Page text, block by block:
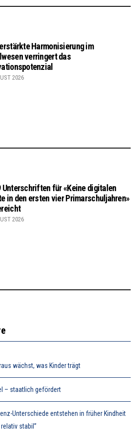
Harmonisierung im
verringert das
2026
Unterschriften für «Keine digitalen
in den ersten vier Primarschuljahren»
2026
wächst, was Kinder trägt
– staatlich gefördert
Unterschiede entstehen in früher Kindheit
stabil”